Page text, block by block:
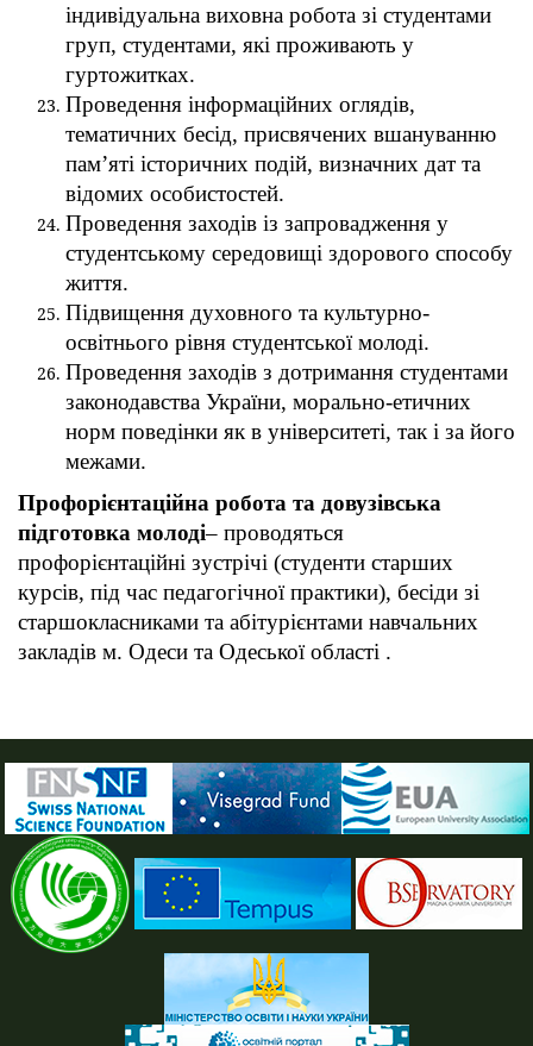
індивідуальна виховна робота зі студентами
груп, студентами, які проживають у
гуртожитках.
Проведення інформаційних оглядів,
тематичних бесід, присвячених вшануванню
пам’яті історичних подій, визначних дат та
відомих особистостей.
Проведення заходів із запровадження у
студентському середовищі здорового способу
життя.
Підвищення духовного та культурно-
освітнього рівня студентської молоді.
Проведення заходів з дотримання студентами
законодавства України, морально-етичних
норм поведінки як в університеті, так і за його
межами.
Профорієнтаційна робота та довузівська
підготовка молоді– проводяться
профорієнтаційні зустрічі (студенти старших
курсів, під час педагогічної практики), бесіди зі
старшокласниками та абітурієнтами навчальних
закладів м. Одеси та Одеської області .